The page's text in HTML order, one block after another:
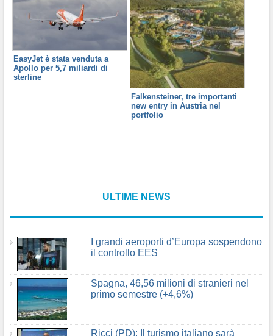
EasyJet è stata venduta a
Apollo per 5,7 miliardi di
sterline
Falkensteiner, tre importanti
new entry in Austria nel
portfolio
ULTIME NEWS
I grandi aeroporti d’Europa sospendono
il controllo EES
Spagna, 46,56 milioni di stranieri nel
primo semestre (+4,6%)
Ricci (PD): Il turismo italiano sarà